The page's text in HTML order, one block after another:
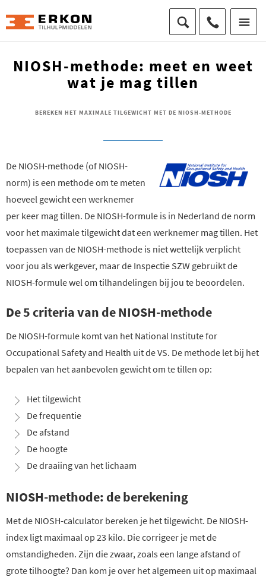
NIOSH-methode: meet en weet
wat je mag tillen
BEREKEN HET MAXIMALE TILGEWICHT MET DE NIOSH-METHODE
De NIOSH-methode (of NIOSH-
norm) is een methode om te meten
hoeveel gewicht een werknemer
per keer mag tillen. De NIOSH-formule is in Nederland de norm
voor het maximale tilgewicht dat een werknemer mag tillen. Het
toepassen van de NIOSH-methode is niet wettelijk verplicht
voor jou als werkgever, maar de Inspectie SZW gebruikt de
NIOSH-formule wel om tilhandelingen bij jou te beoordelen.
De 5 criteria van de NIOSH-methode
De NIOSH-formule komt van het National Institute for
Occupational Safety and Health uit de VS. De methode let bij het
bepalen van het aanbevolen gewicht om te tillen op:
Het tilgewicht
De frequentie
De afstand
De hoogte
De draaiing van het lichaam
NIOSH-methode: de berekening
Met de NIOSH-calculator bereken je het tilgewicht. De NIOSH-
index ligt maximaal op 23 kilo. Die corrigeer je met de
omstandigheden. Zijn die zwaar, zoals een lange afstand of
grote tilhoogte? Dan kom je over het algemeen uit op maximaal